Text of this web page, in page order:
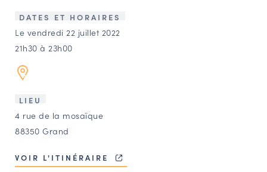
CONTACT
Agenda
Annuaire
Ressources
OFFRES D’EMPLOI ET DE STAGE
DATES ET HORAIRES
Le vendredi 22 juillet 2022
21h30 à 23h00
LIEU
4 rue de la mosaïque
88350 Grand
VOIR L'ITINÉRAIRE